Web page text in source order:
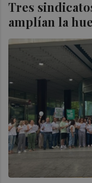
Tres
amplían la